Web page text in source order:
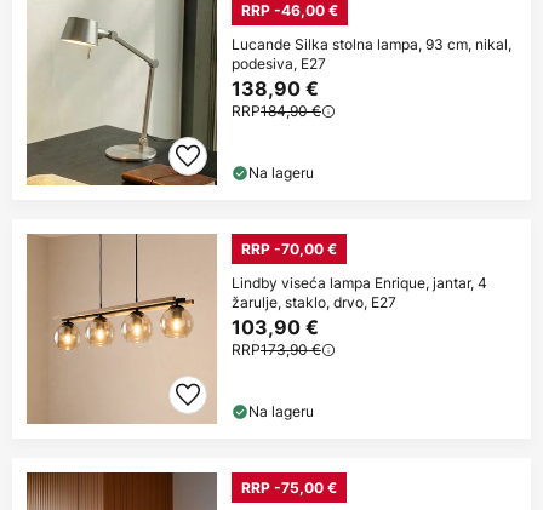
RRP -46,00 €
Lucande Silka stolna lampa, 93 cm, nikal,
podesiva, E27
138,90 €
RRP184,90 €
Na lageru
RRP -70,00 €
Lindby viseća lampa Enrique, jantar, 4
žarulje, staklo, drvo, E27
103,90 €
RRP173,90 €
Na lageru
RRP -75,00 €